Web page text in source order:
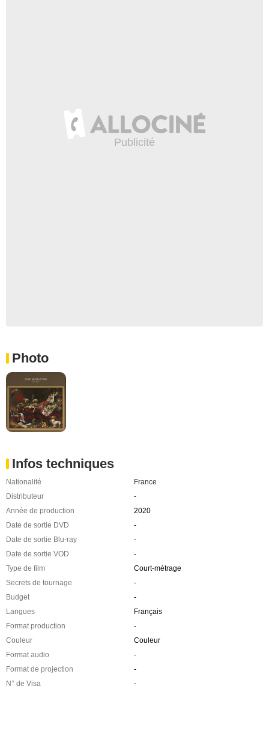
Photo
Infos techniques
Nationalité
France
Distributeur
-
Année de production
2020
Date de sortie DVD
-
Date de sortie Blu-ray
-
Date de sortie VOD
-
Type de film
Court-métrage
Secrets de tournage
-
Budget
-
Langues
Français
Format production
-
Couleur
Couleur
Format audio
-
Format de projection
-
N° de Visa
-